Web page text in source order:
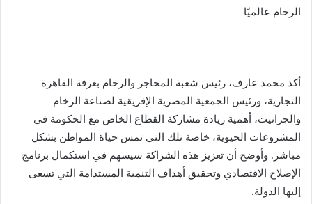
الرخام عالميًا
أكد محمد عارف، رئيس شعبة المحاجر والرخام بغرفة القاهرة
التجارية، ورئيس الجمعية المصرية الإفريقية لصناعة الرخام
والجرانيت، أهمية زيادة مشاركة القطاع الخاص مع الحكومة في
المشروعات الحيوية، خاصة تلك التي تمس حياة المواطن بشكل
مباشر. وأوضح أن تعزيز هذه الشراكة سيسهم في استكمال برنامج
الإصلاح الاقتصادي وتحقيق أهداف التنمية المستدامة التي تسعى
إليها الدولة.